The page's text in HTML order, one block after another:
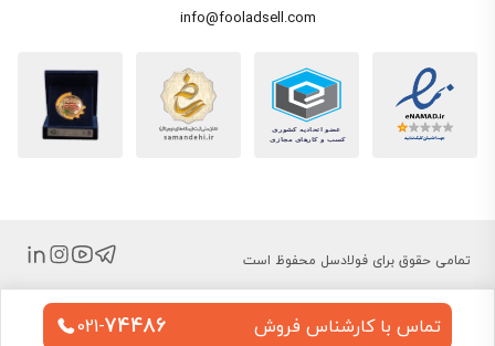
info@fooladsell.com
تمامی حقوق برای فولادسل محفوظ است
تماس با کارشناس فروش 021-74486